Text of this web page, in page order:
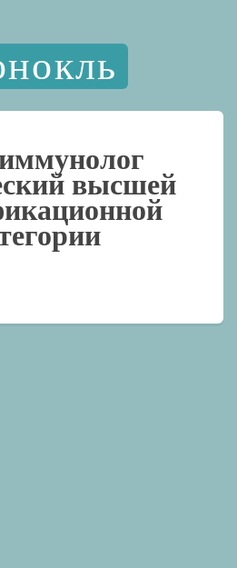
высшей